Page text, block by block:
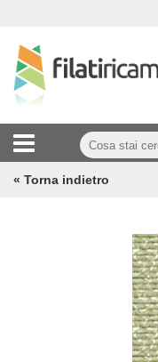
« Torna indietro